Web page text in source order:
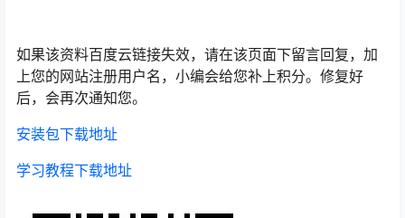
如果该资料百度云链接失效，请在该页面下留言回复，加
上您的网站注册用户名，小编会给您补上积分。修复好
后，会再次通知您。
安装包下载地址
学习教程下载地址